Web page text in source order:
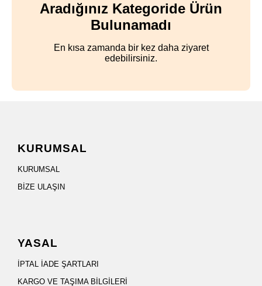
Aradığınız Kategoride Ürün
Bulunamadı
En kısa zamanda bir kez daha ziyaret
edebilirsiniz.
KURUMSAL
KURUMSAL
BİZE ULAŞIN
YASAL
İPTAL İADE ŞARTLARI
KARGO VE TAŞIMA BİLGİLERİ